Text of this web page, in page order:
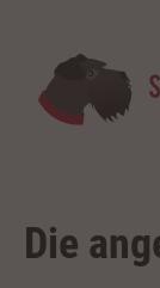
Die